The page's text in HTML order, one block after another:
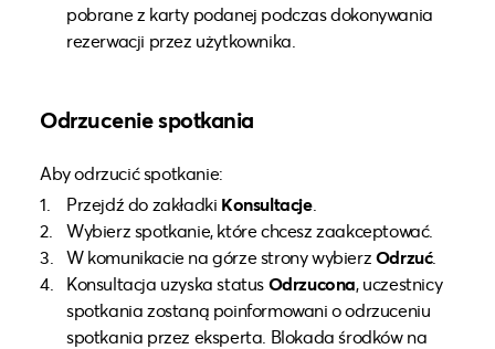
pobrane z karty podanej podczas dokonywania
rezerwacji przez użytkownika.
Odrzucenie spotkania
Aby odrzucić spotkanie:
Przejdź do zakładki Konsultacje.
Wybierz spotkanie, które chcesz zaakceptować.
W komunikacie na górze strony wybierzOdrzuć.
Konsultacja uzyska statusOdrzucona, uczestnicy
spotkania zostaną poinformowani o odrzuceniu
spotkania przez eksperta. Blokada środków na